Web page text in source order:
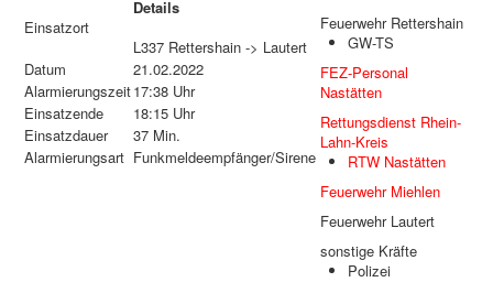
Einsatzort
Details
L337 Rettershain -> Lautert
Datum
21.02.2022
Alarmierungszeit17:38 Uhr
Einsatzende
18:15 Uhr
Einsatzdauer
37 Min.
Alarmierungsart Funkmeldeempfänger/Sirene
Feuerwehr Rettershain
GW-TS
FEZ-Personal
Nastätten
Rettungsdienst Rhein-
Lahn-Kreis
RTW Nastätten
Feuerwehr Miehlen
Feuerwehr Lautert
sonstige Kräfte
Polizei